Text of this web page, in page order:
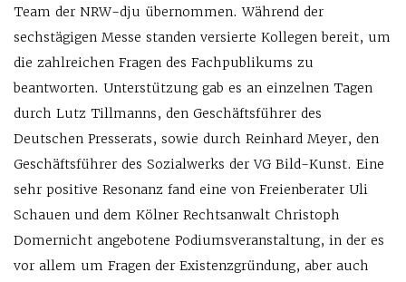
Team der NRW-dju übernommen. Während der
sechstägigen Messe standen versierte Kollegen bereit, um
die zahlreichen Fragen des Fachpublikums zu
beantworten. Unterstützung gab es an einzelnen Tagen
durch Lutz Tillmanns, den Geschäftsführer des
Deutschen Presserats, sowie durch Reinhard Meyer, den
Geschäftsführer des Sozialwerks der VG Bild-Kunst. Eine
sehr positive Resonanz fand eine von Freienberater Uli
Schauen und dem Kölner Rechtsanwalt Christoph
Domernicht angebotene Podiumsveranstaltung, in der es
vor allem um Fragen der Existenzgründung, aber auch